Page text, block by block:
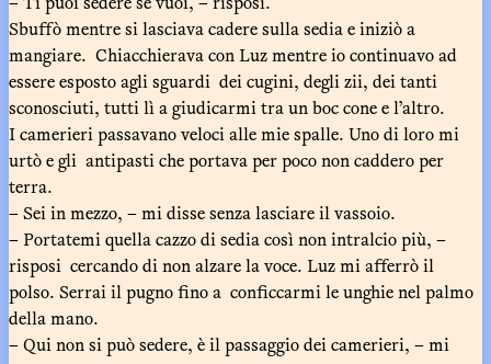
Sbuffò mentre si lasciava cadere sulla sedia e iniziò a
mangiare. Chiacchierava con Luz mentre io continuavo ad
essere esposto agli sguardi dei cugini, degli zii, dei tanti
sconosciuti, tutti lì a giudicarmi tra un boc cone e l’altro.
I camerieri passavano veloci alle mie spalle. Uno di loro mi
urtò e gli antipasti che portava per poco non caddero per
terra.
– Sei in mezzo, – mi disse senza lasciare il vassoio.
– Portatemi quella cazzo di sedia così non intralcio più, –
risposi cercando di non alzare la voce. Luz mi afferrò il
polso. Serrai il pugno fino a conficcarmi le unghie nel palmo
della mano.
– Qui non si può sedere, è il passaggio dei camerieri, – mi